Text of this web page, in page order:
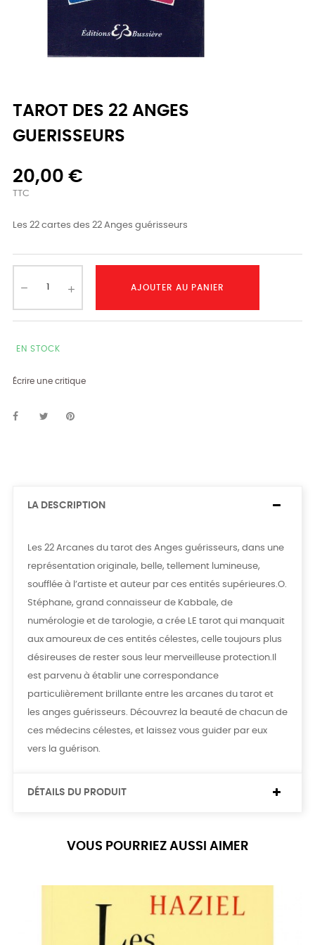
TAROT DES 22 ANGES
GUERISSEURS
20,00 €
TTC
Les 22 cartes des 22 Anges guérisseurs
AJOUTER AU PANIER
EN STOCK
Écrire une critique
LA DESCRIPTION
Les 22 Arcanes du tarot des Anges guérisseurs, dans une
représentation originale, belle, tellement lumineuse,
soufflée à l’artiste et auteur par ces entités supérieures.O.
Stéphane, grand connaisseur de Kabbale, de
numérologie et de tarologie, a crée LE tarot qui manquait
aux amoureux de ces entités célestes, celle toujours plus
désireuses de rester sous leur merveilleuse protection.Il
est parvenu à établir une correspondance
particulièrement brillante entre les arcanes du tarot et
les anges guérisseurs. Découvrez la beauté de chacun de
ces médecins célestes, et laissez vous guider par eux
vers la guérison.
DÉTAILS DU PRODUIT
VOUS POURRIEZ AUSSI AIMER